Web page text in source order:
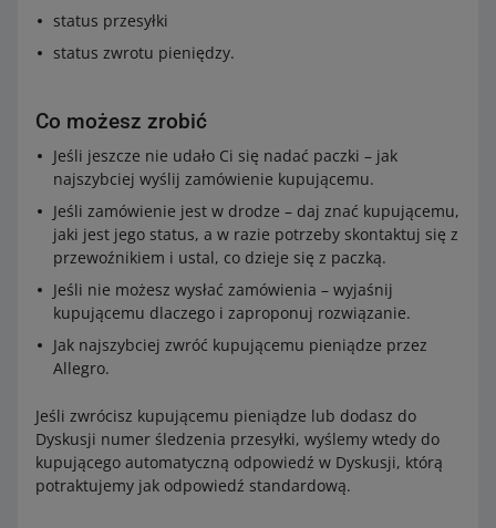
status przesyłki
status zwrotu pieniędzy.
Co możesz zrobić
Jeśli jeszcze nie udało Ci się nadać paczki – jak
najszybciej wyślij zamówienie kupującemu.
Jeśli zamówienie jest w drodze – daj znać kupującemu,
jaki jest jego status, a w razie potrzeby skontaktuj się z
przewoźnikiem i ustal, co dzieje się z paczką.
Jeśli nie możesz wysłać zamówienia – wyjaśnij
kupującemu dlaczego i zaproponuj rozwiązanie.
Jak najszybciej zwróć kupującemu pieniądze przez
Allegro.
Jeśli zwrócisz kupującemu pieniądze lub dodasz do
Dyskusji numer śledzenia przesyłki, wyślemy wtedy do
kupującego automatyczną odpowiedź w Dyskusji, którą
potraktujemy jak odpowiedź standardową.